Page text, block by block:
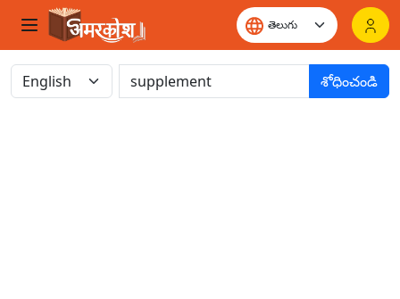
శోధించండి